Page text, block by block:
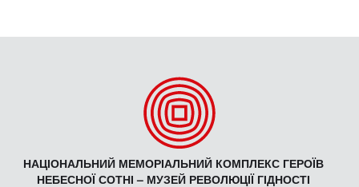
НАЦІОНАЛЬНИЙ МЕМОРІАЛЬНИЙ КОМПЛЕКС ГЕРОЇВ
НЕБЕСНОЇ СОТНІ – МУЗЕЙ РЕВОЛЮЦІЇ ГІДНОСТІ